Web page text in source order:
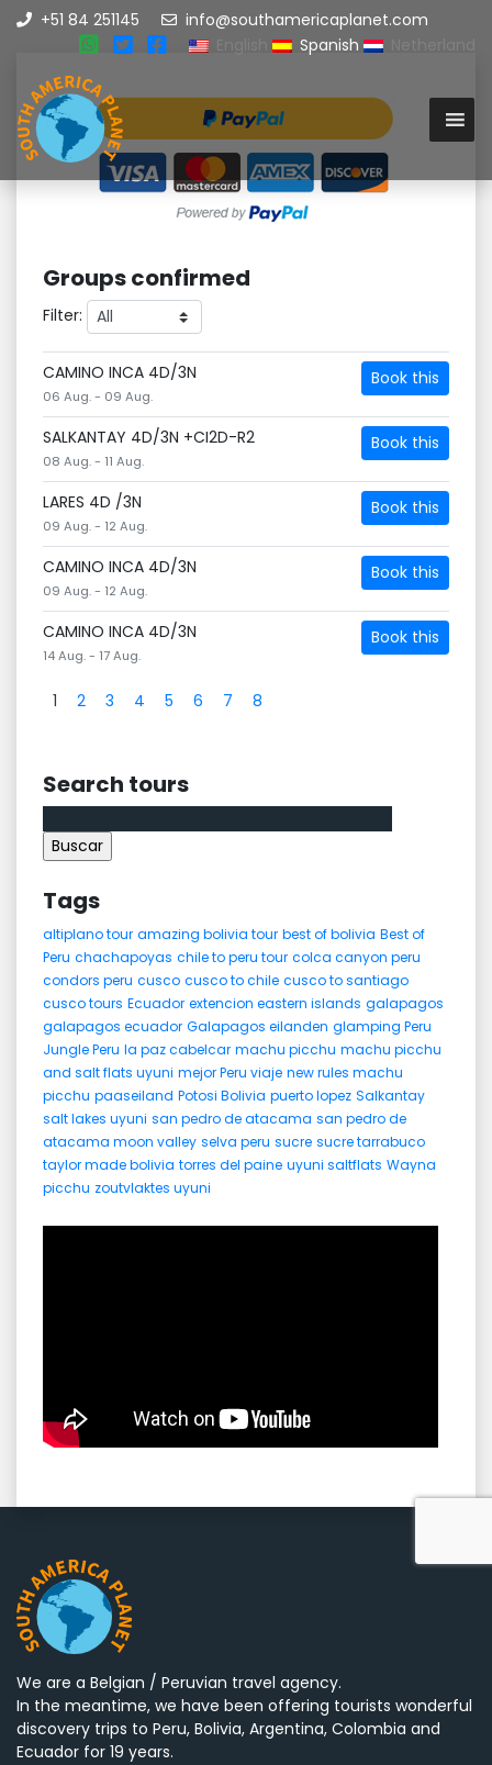
+51 84 251145
info@southamericaplanet.com
Spanish
Groups confirmed
Filter:
CAMINO INCA 4D/3N
06 Aug. - 09 Aug.
Book this
SALKANTAY 4D/3N +CI2D-R2
08 Aug. - 11 Aug.
Book this
LARES 4D /3N
09 Aug. - 12 Aug.
Book this
CAMINO INCA 4D/3N
09 Aug. - 12 Aug.
Book this
CAMINO INCA 4D/3N
14 Aug. - 17 Aug.
Book this
1 2 3 4 5 6 7 8
Search tours
Tags
altiplano tour amazing bolivia tour best of bolivia Best of
Peru chachapoyas chile to peru tour colca canyon peru
condors peru cusco cusco to chile cusco to santiago
cusco tours Ecuador extencion eastern islands galapagos
galapagos ecuador Galapagos eilanden glamping Peru
Jungle Peru la paz cabelcar machu picchu machu picchu
and salt flats uyuni mejor Peru viaje new rules machu
picchu paaseiland Potosi Bolivia puerto lopez Salkantay
salt lakes uyuni san pedro de atacama san pedro de
atacama moon valley selva peru sucre sucre tarrabuco
taylor made bolivia torres del paine uyuni saltflats Wayna
picchu zoutvlaktes uyuni
We are a Belgian / Peruvian travel agency.
In the meantime, we have been offering tourists wonderful
discovery trips to Peru, Bolivia, Argentina, Colombia and
Ecuador for 19 years.